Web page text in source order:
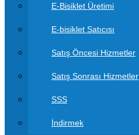
E-Bisiklet Üretimi
E-bisiklet Satıcısı
Satış Öncesi Hizmetler
Satış Sonrası Hizmetler
SSS
İndirmek